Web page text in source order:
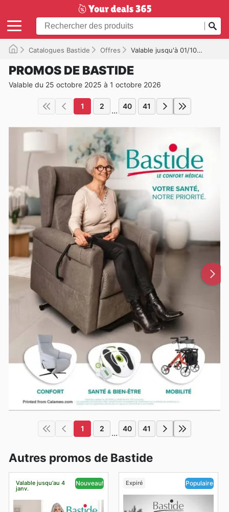
Catalogues Bastide Offres Valable jusqu'à 01/10/2026
PROMOS DE BASTIDE
Valable du 25 octobre 2025 à 1 octobre 2026
1 2 ... 40 41
1 2 ... 40 41
Autres promos de Bastide
Valable jusqu'au 4
janv.
Nouveau! Expiré Populaire